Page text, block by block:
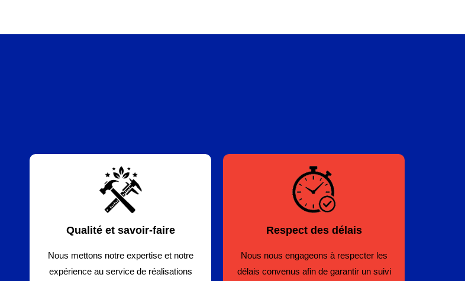
Qualité et savoir-faire
Nous mettons notre expertise et notre
expérience au service de réalisations
Respect des délais
Nous nous engageons à respecter les
délais convenus afin de garantir un suivi